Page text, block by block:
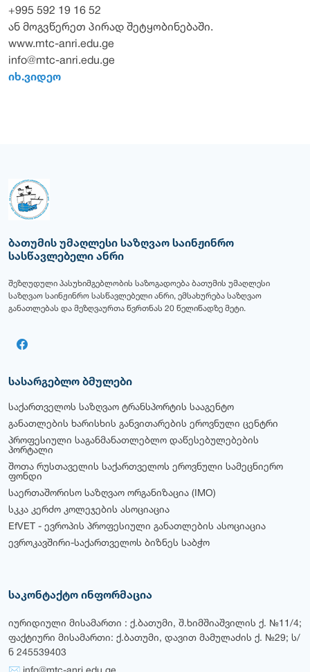
+995 592 19 16 52
ან მოგვწერეთ პირად შეტყობინებაში.
www.mtc-anri.edu.ge
info@mtc-anri.edu.ge
იხ.ვიდეო
ბათუმის უმაღლესი საზღვაო საინჟინრო
სასწავლებელი ანრი
შეზღუდული პასუხიმგებლობის საზოგადოება ბათუმის უმაღლესი
საზღვაო საინჟინრო სასწავლებელი ანრი, ემსახურება საზღვაო
განათლებას და მეზღვაურთა წვრთნას 20 წელიწადზე მეტი.
სასარგებლო ბმულები
საქართველოს საზღვაო ტრანსპორტის სააგენტო
განათლების ხარისხის განვითარების ეროვნული ცენტრი
პროფესიული საგანმანათლებლო დაწესებულებების
პორტალი
შოთა რუსთაველის საქართველოს ეროვნული სამეცნიერო
ფონდი
საერთაშორისო საზღვაო ორგანიზაცია (IMO)
სკკა კერძო კოლეჯების ასოციაცია
EfVET - ევროპის პროფესიული განათლების ასოციაცია
ევროკავშირი-საქართველოს ბიზნეს საბჭო
საკონტაქტო ინფორმაცია
იურიდიული მისამართი : ქ.ბათუმი, შ.ხიმშიაშვილის ქ. №11/4;
ფაქტიური მისამართი: ქ.ბათუმი, დავით მამულაძის ქ. №29; ს/
ნ 245539403